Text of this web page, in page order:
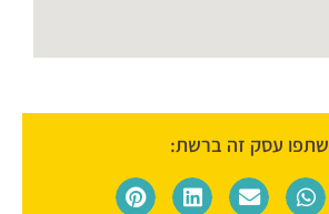
שתפו עסק זה ברשת: